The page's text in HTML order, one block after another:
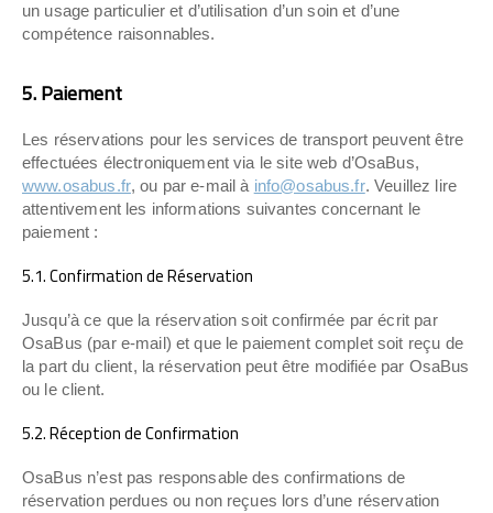
un usage particulier et d’utilisation d’un soin et d’une
compétence raisonnables.
5. Paiement
Les réservations pour les services de transport peuvent être
effectuées électroniquement via le site web d’OsaBus,
www.osabus.fr, ou par e-mail à info@osabus.fr. Veuillez lire
attentivement les informations suivantes concernant le
paiement :
5.1. Confirmation de Réservation
Jusqu’à ce que la réservation soit confirmée par écrit par
OsaBus (par e-mail) et que le paiement complet soit reçu de
la part du client, la réservation peut être modifiée par OsaBus
ou le client.
5.2. Réception de Confirmation
OsaBus n’est pas responsable des confirmations de
réservation perdues ou non reçues lors d’une réservation